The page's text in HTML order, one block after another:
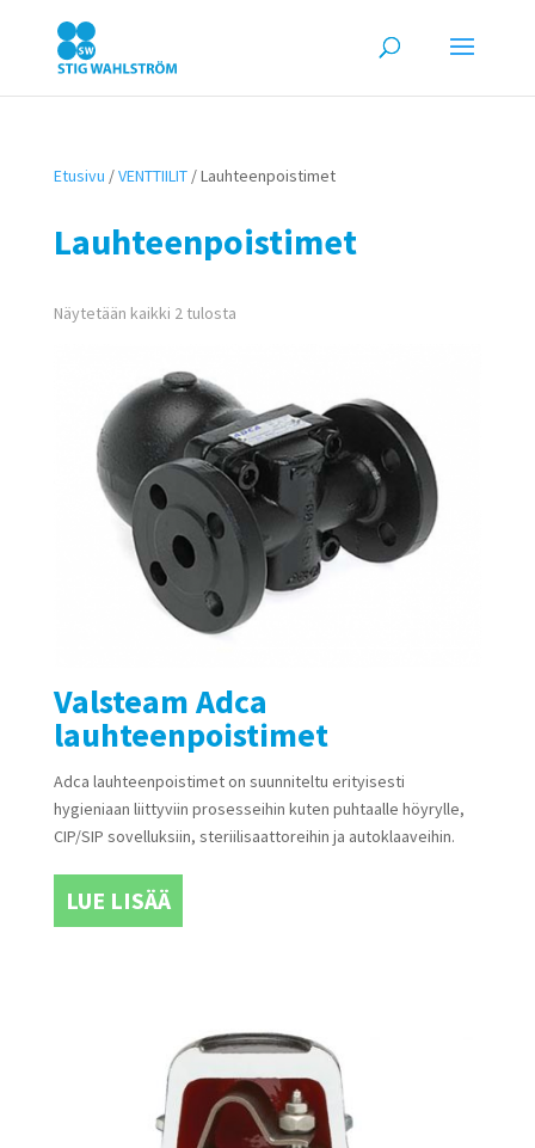
Etusivu /VENTTIILIT/ Lauhteenpoistimet
Lauhteenpoistimet
Näytetään kaikki 2 tulosta
Valsteam Adca
lauhteenpoistimet
Adca lauhteenpoistimet on suunniteltu erityisesti
hygieniaan liittyviin prosesseihin kuten puhtaalle höyrylle,
CIP/SIP sovelluksiin, steriilisaattoreihin ja autoklaaveihin.
LUE LISÄÄ